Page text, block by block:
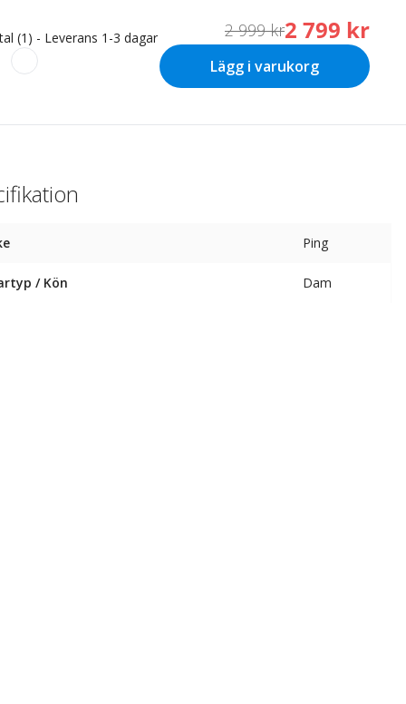
(1) - Leverans 1-3 dagar 2 999 kr2 799 kr
Lägg i varukorg
Ping
/ Kön Dam